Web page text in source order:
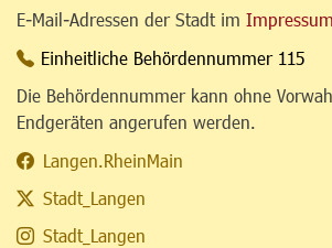
E-Mail-Adressen der Stadt im Impressum
Einheitliche Behördennummer 115
Die Behördennummer kann ohne
Endgeräten angerufen werden.
Langen.RheinMain
Stadt_Langen
Stadt_Langen